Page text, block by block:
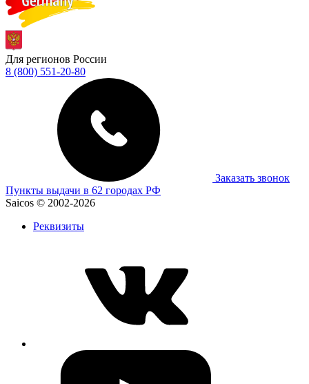
Для регионов России
8 (800) 551-20-80
Заказать звонок
Пункты выдачи в 62 городах РФ
Saicos © 2002-2026
Реквизиты